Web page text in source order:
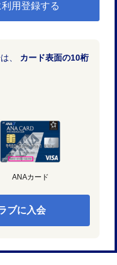
用登録する
、 カード表面の10桁
ANAカード
ブに入会